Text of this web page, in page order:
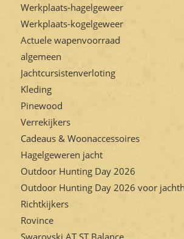
Werkplaats-hagelgeweer
Werkplaats-kogelgeweer
Actuele wapenvoorraad
algemeen
Jachtcursistenverloting
Kleding
Pinewood
Verrekijkers
Cadeaus & Woonaccessoires
Hagelgeweren jacht
Outdoor Hunting Day 2026
Outdoor Hunting Day 2026 voor
Richtkijkers
Rovince
Swarovski AT ST Balance